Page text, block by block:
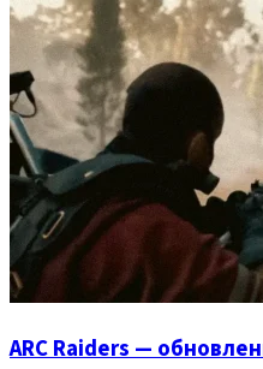
ARC Raiders —